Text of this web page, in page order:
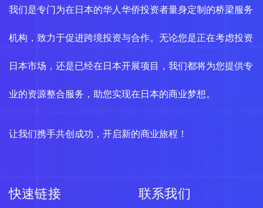
我们是专门为在日本的华人华侨投资者量身定制的桥梁服务
机构，致力于促进跨境投资与合作。无论您是正在考虑投资
日本市场，还是已经在日本开展项目，我们都将为您提供专
业的资源整合服务，助您实现在日本的商业梦想。
让我们携手共创成功，开启新的商业旅程！
快速链接 联系我们